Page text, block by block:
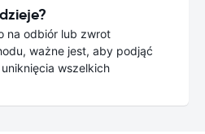
na odbiór lub zwrot
ważne jest, aby podjąć
wszelkich